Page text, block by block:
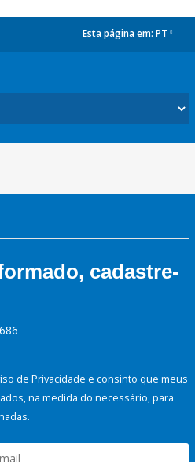
Esta página em: PT
cadastre-
de Privacidade e consinto que meus
na medida do necessário, para